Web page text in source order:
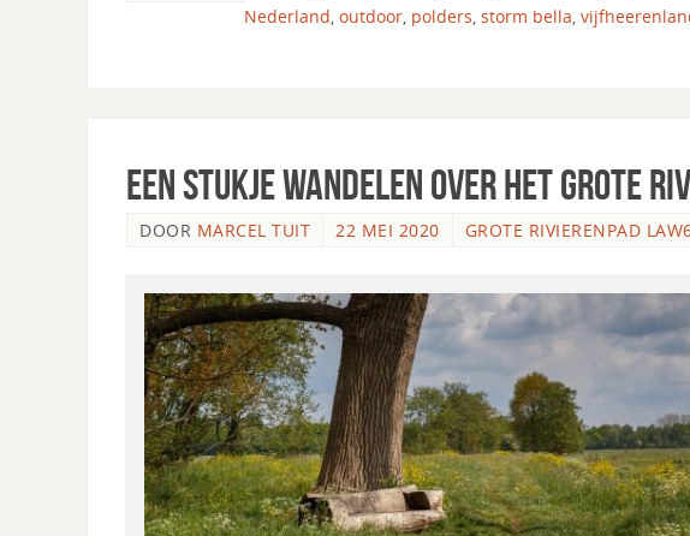
Nederland, outdoor, polders, storm bella,
Een stukje wandelen over het Grote
DOOR MARCEL TUIT 22 MEI 2020 GROTE RIVIERENPAD